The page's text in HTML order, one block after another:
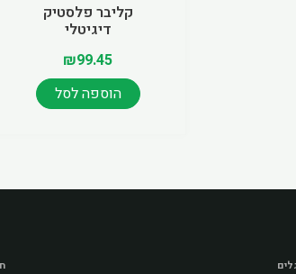
קליבר פלסטיק
דיגיטלי
₪99.45
הוספה לסל